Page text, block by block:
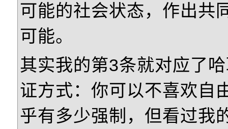
可能的社会状态，作出共
可能。
其实我的第3条就对应了
证方式：你可以不喜欢自
乎有多少强制，但看过我